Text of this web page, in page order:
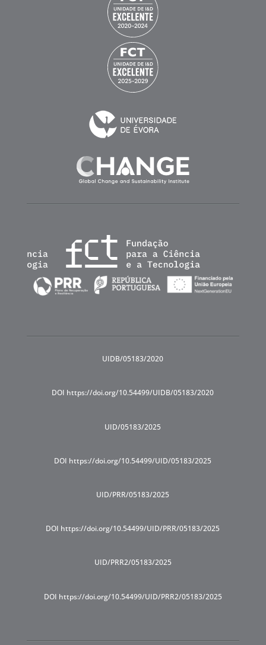
UIDB/05183/2020
DOI https://doi.org/10.54499/UIDB/05183/2020
UID/05183/2025
DOI https://doi.org/10.54499/UID/05183/2025
UID/PRR/05183/2025
DOI https://doi.org/10.54499/UID/PRR/05183/2025
UID/PRR2/05183/2025
DOI https://doi.org/10.54499/UID/PRR2/05183/2025